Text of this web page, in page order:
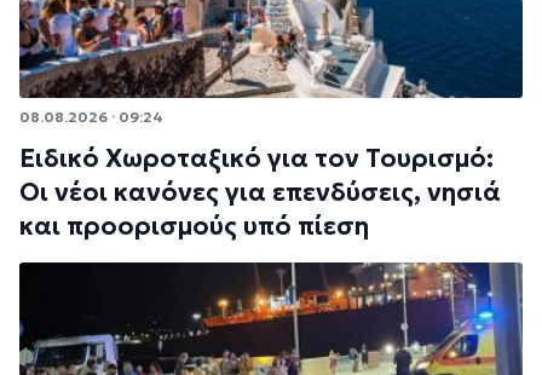
08.08.2026 · 09:24
Ειδικό Χωροταξικό για τον Τουρισμό:
Οι νέοι κανόνες για επενδύσεις, νησιά
και προορισμούς υπό πίεση